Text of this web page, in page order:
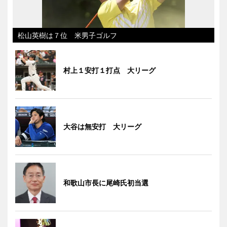
松山英樹は７位 米男子ゴルフ
村上１安打１打点 大リーグ
大谷は無安打 大リーグ
和歌山市長に尾崎氏初当選